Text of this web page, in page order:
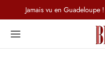
Jamais vu en